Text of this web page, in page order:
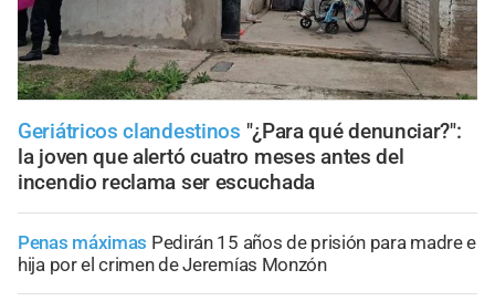
Geriátricos clandestinos "¿Para qué denunciar?":
la joven que alertó cuatro meses antes del
incendio reclama ser escuchada
Penas máximas Pedirán 15 años de prisión para madre e
hija por el crimen de Jeremías Monzón